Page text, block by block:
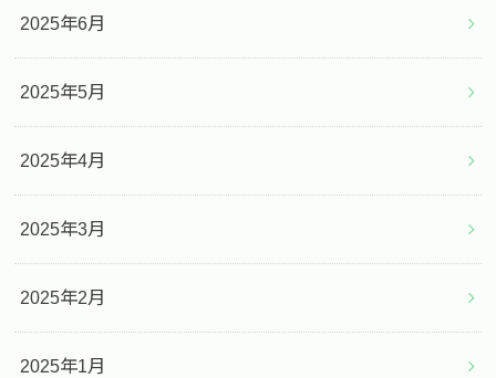
2025年6月
2025年5月
2025年4月
2025年3月
2025年2月
2025年1月